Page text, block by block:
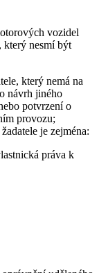
vozidel
který nesmí být
který nemá na
návrh jiného
potvrzení o
provozu;
je zejména:
práva k